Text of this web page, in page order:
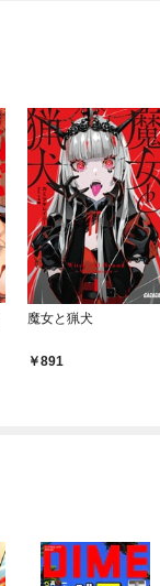
魔女と猟犬
891